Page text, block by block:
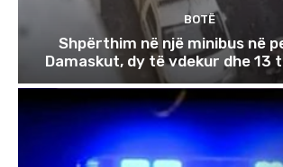
BOTË
Shpërthim në një minibus në
Damaskut, dy të vdekur dhe 13